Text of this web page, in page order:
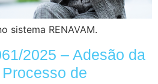
sistema RENAVAM.
2025 – Adesão da
de